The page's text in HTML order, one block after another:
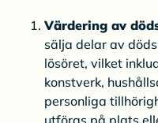
Värdering av
sälja delar av
lösöret, vilket
konstverk,
personliga